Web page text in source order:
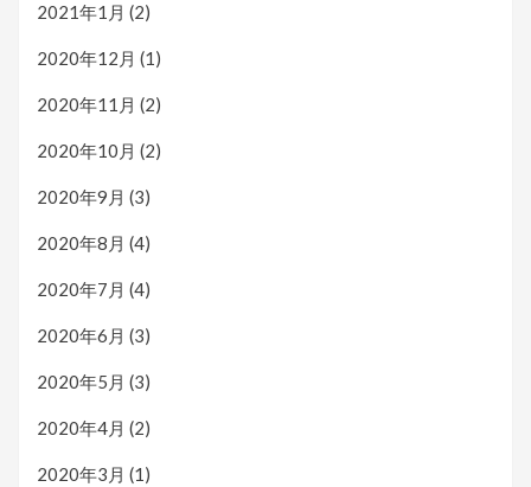
2021年1月 (2)
2020年12月 (1)
2020年11月 (2)
2020年10月 (2)
2020年9月 (3)
2020年8月 (4)
2020年7月 (4)
2020年6月 (3)
2020年5月 (3)
2020年4月 (2)
2020年3月 (1)